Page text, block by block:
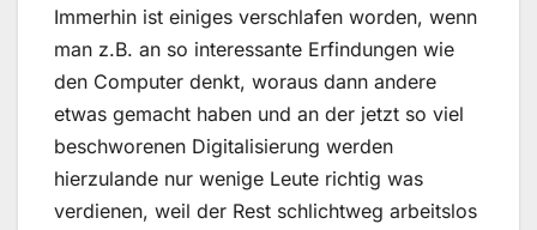
Immerhin ist einiges verschlafen worden, wenn
man z.B. an so interessante Erfindungen wie
den Computer denkt, woraus dann andere
etwas gemacht haben und an der jetzt so viel
beschworenen Digitalisierung werden
hierzulande nur wenige Leute richtig was
verdienen, weil der Rest schlichtweg arbeitslos